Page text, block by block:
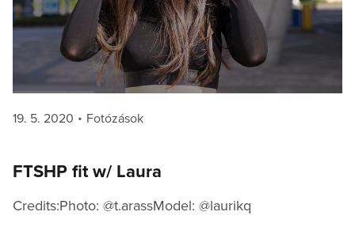
Posted
19. 5. 2020 Categories
Fotózások
FTSHP fit w/ Laura
Credits:Photo: @t.arassModel: @laurikq